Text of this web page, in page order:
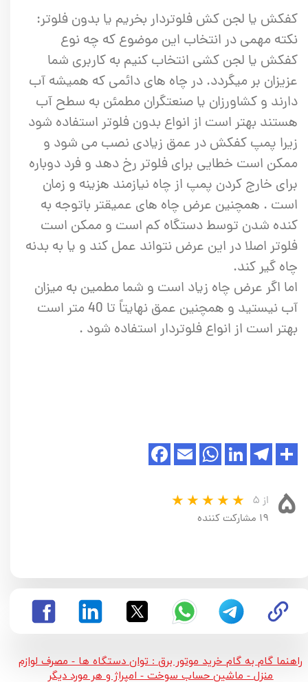
کفکش یا لجن کش فلوتردار بخریم یا بدون فلوتر:
نکته مهمی در انتخاب این موضوع که چه نوع
کفکش یا لجن کشی انتخاب کنیم به کاربری شما
عزیزان بر میگردد. در چاه های دائمی که همیشه آب
دارند و کشاورزان یا صنعتگران مطمئن به سطح آب
هستند بهتر است از انواع بدون فلوتر استفاده شود
زیرا پمپ کفکش در عمق زیادی نصب می شود و
ممکن است خطایی برای فلوتر رخ دهد و فرد دوباره
برای خارج کردن پمپ از چاه نیازمند هزینه و زمان
است . همچنین عرض چاه های عمیقتر باتوجه به
کنده شدن توسط دستگاه کم است و ممکن است
فلوتر اصلا در این عرض نتواند عمل کند و یا به بدنه
چاه گیر کند.
اما اگر عرض چاه زیاد است و شما مطمین به میزان
آب نیستید و همچنین عمق نهایتاً تا 40 متر است
بهتر است از انواع فلوتردار استفاده شود .
۵
از ۵
۱۹ مشارکت کننده
راهنما گام به گام خرید موتور برق : توان دستگاه ها - مصرف لوازم
منزل - ماشین حساب سوخت - امپراژ و هر مورد دیگر